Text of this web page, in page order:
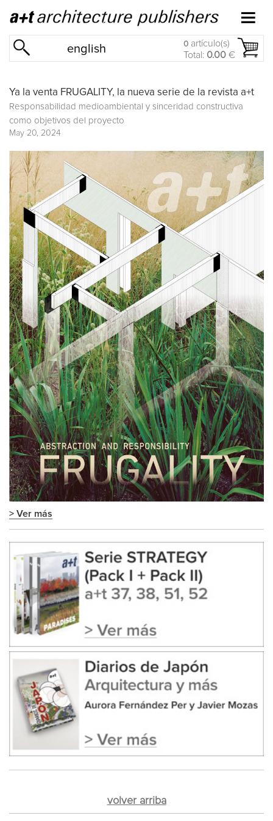
english 0 artículo(s)
Total: 0.00 €
Ya la venta FRUGALITY, la nueva serie de la revista a+t
Responsabilidad medioambiental y sinceridad constructiva
como objetivos del proyecto
May 20, 2024
> Ver más
volver arriba